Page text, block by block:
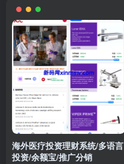
海外医疗投资理财系统/多语言
投资/余额宝/推广分销